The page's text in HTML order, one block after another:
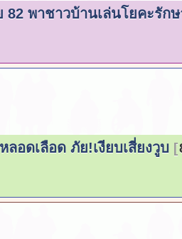
82 พาชาวบ้านเล่นโยคะรัก
ลอดเลือด ภัย!เงียบเสี่ยงวูบ